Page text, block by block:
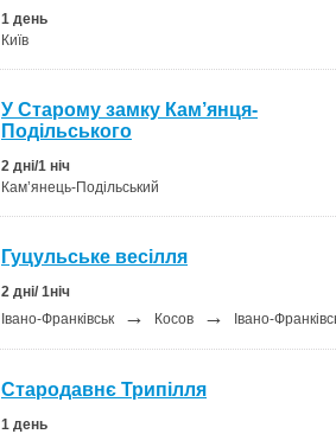
1 день
Київ
У Старому замку Кам’янця-
Подільського
2 дні/1 ніч
Кам’янець-Подільський
Гуцульське весілля
2 дні/ 1ніч
Івано-Франківськ
→ Косов → Івано-
Стародавнє Трипілля
1 день